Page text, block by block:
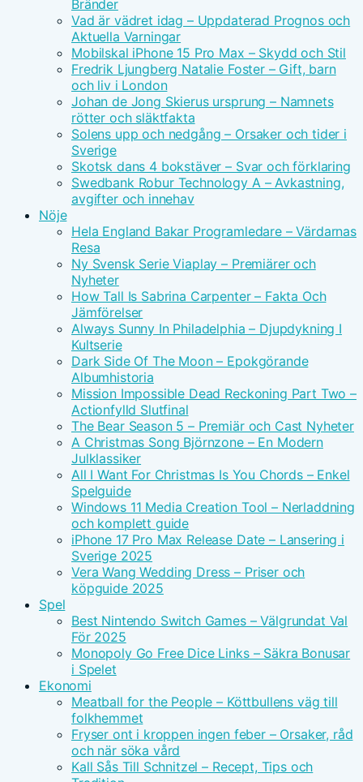
Bränder
Vad är vädret idag – Uppdaterad Prognos och
Aktuella Varningar
Mobilskal iPhone 15 Pro Max – Skydd och Stil
Fredrik Ljungberg Natalie Foster – Gift, barn
och liv i London
Johan de Jong Skierus ursprung – Namnets
rötter och släktfakta
Solens upp och nedgång – Orsaker och tider i
Sverige
Skotsk dans 4 bokstäver – Svar och förklaring
Swedbank Robur Technology A – Avkastning,
avgifter och innehav
Nöje
Hela England Bakar Programledare – Värdarnas
Resa
Ny Svensk Serie Viaplay – Premiärer och
Nyheter
How Tall Is Sabrina Carpenter – Fakta Och
Jämförelser
Always Sunny In Philadelphia – Djupdykning I
Kultserie
Dark Side Of The Moon – Epokgörande
Albumhistoria
Mission Impossible Dead Reckoning Part Two –
Actionfylld Slutfinal
The Bear Season 5 – Premiär och Cast Nyheter
A Christmas Song Björnzone – En Modern
Julklassiker
All I Want For Christmas Is You Chords – Enkel
Spelguide
Windows 11 Media Creation Tool – Nerladdning
och komplett guide
iPhone 17 Pro Max Release Date – Lansering i
Sverige 2025
Vera Wang Wedding Dress – Priser och
köpguide 2025
Spel
Best Nintendo Switch Games – Välgrundat Val
För 2025
Monopoly Go Free Dice Links – Säkra Bonusar
i Spelet
Ekonomi
Meatball for the People – Köttbullens väg till
folkhemmet
Fryser ont i kroppen ingen feber – Orsaker, råd
och när söka vård
Kall Sås Till Schnitzel – Recept, Tips och